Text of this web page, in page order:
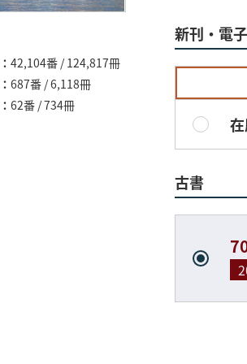
42,104番 / 124,817冊
687番 / 6,118冊
62番 / 734冊
新刊・電
古書